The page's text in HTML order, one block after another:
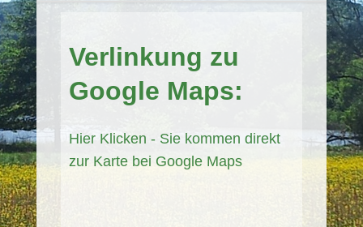
Navigation
überspringen
Verlinkung zu
Google Maps:
Hier Klicken - Sie kommen direkt
zur Karte bei Google Maps